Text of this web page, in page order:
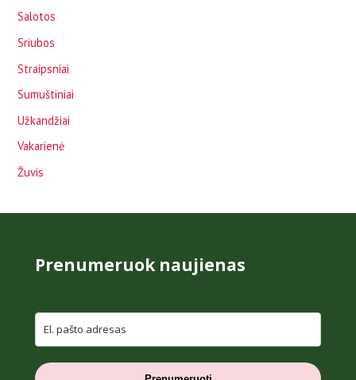
Salotos
Sriubos
Straipsniai
Sumuštiniai
Užkandžiai
Vakarienė
Žuvis
Prenumeruok naujienas